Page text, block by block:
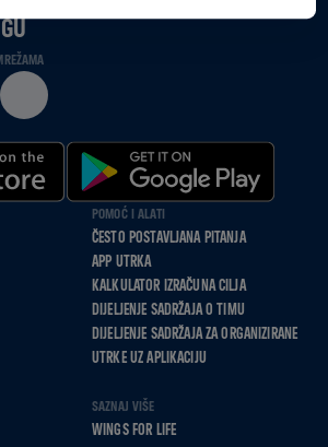
POMOĆ I ALATI
ČESTO POSTAVLJANA PITANJA
APP UTRKA
KALKULATOR IZRAČUNA CILJA
DIJELJENJE SADRŽAJA O TIMU
DIJELJENJE SADRŽAJA ZA ORGANIZIRANE
UTRKE UZ APLIKACIJU
SAZNAJ VIŠE
WINGS FOR LIFE